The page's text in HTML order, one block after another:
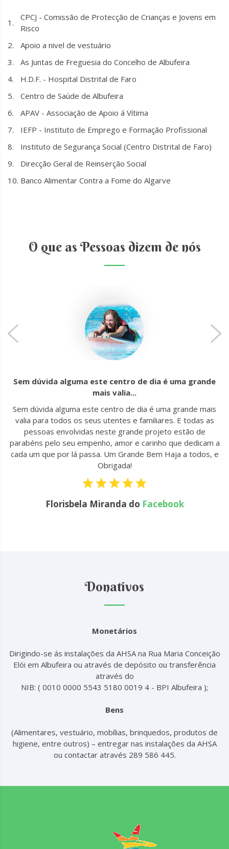
CPCJ - Comissão de Protecção de Crianças e Jovens em
Risco
Apoio a nivel de vestuário
As Juntas de Freguesia do Concelho de Albufeira
H.D.F. - Hospital Distrital de Faro
Centro de Saúde de Albufeira
APAV - Associação de Apoio á Vítima
IEFP - Instituto de Emprego e Formação Profissional
Instituto de Segurança Social (Centro Distrital de Faro)
Direcção Geral de Reinserção Social
Banco Alimentar Contra a Fome do Algarve
O que as Pessoas dizem de nós
Sem dúvida alguma este centro de dia é uma grande
mais valia...
Sem dúvida alguma este centro de dia é uma grande mais
valia para todos os seus utentes e familiares. E todas as
pessoas envolvidas neste grande projeto estão de
parabéns pelo seu empenho, amor e carinho que dedicam a
cada um que por lá passa. Um Grande Bem Haja a todos, e
Obrigada!
Florisbela Miranda do Facebook
Donativos
Monetários
Dirigindo-se ás instalações da AHSA na Rua Maria Conceição
Elói em Albufeira ou através de depósito ou transferência
através do
NIB: ( 0010 0000 5543 5180 0019 4 - BPI Albufeira );
Bens
(Alimentares, vestuário, mobílias, brinquedos, produtos de
higiene, entre outros) – entregar nas instalações da AHSA
ou contactar através 289 586 445.